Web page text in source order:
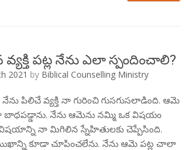
పట్ల నేను ఎలా స్పందించాలి?
2021 by Biblical Counselling Ministry
పిలిచే వ్యక్తి నా గురించి గుసగుసలాడింది. ఆమె
నేను ఆమెను నమ్మి ఒక విషయం
నా మిగిలిన స్నేహితులకు చెప్పేసింది.
కూడా చూపించలేను. నేను ఆమె పట్ల చాలా